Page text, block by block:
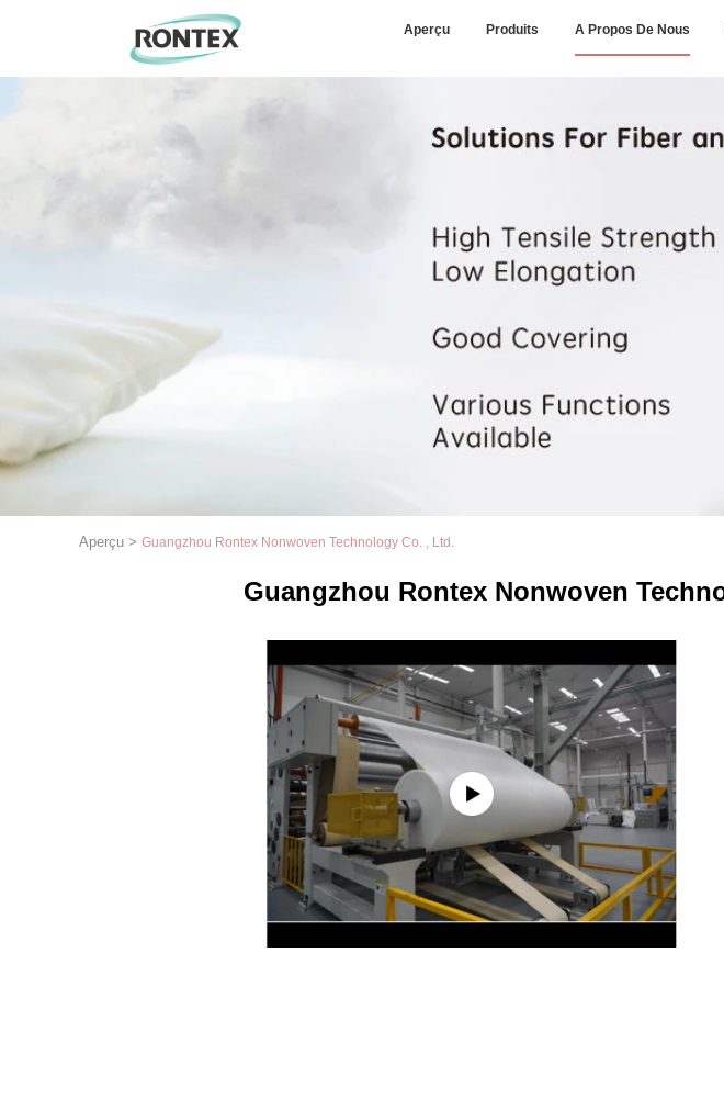
Aperçu Produits A Propos De Nous
Aperçu > Guangzhou Rontex Nonwoven Technology Co. , Ltd.
Guangzhou Rontex Nonwoven